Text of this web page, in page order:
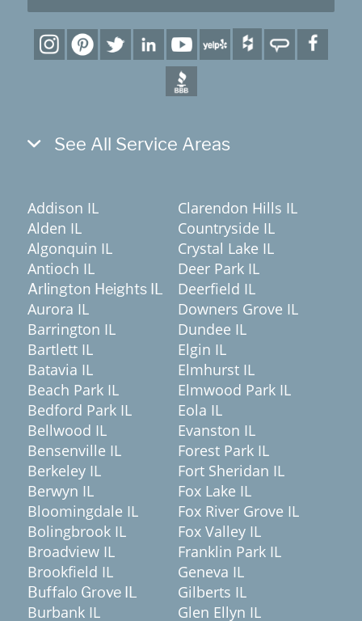
See All Service Areas
Addison IL
Alden IL
Algonquin IL
Antioch IL
Arlington Heights IL
Aurora IL
Barrington IL
Bartlett IL
Batavia IL
Beach Park IL
Bedford Park IL
Bellwood IL
Bensenville IL
Berkeley IL
Berwyn IL
Bloomingdale IL
Bolingbrook IL
Broadview IL
Brookfield IL
Buffalo Grove IL
Burbank IL
Clarendon Hills IL
Countryside IL
Crystal Lake IL
Deer Park IL
Deerfield IL
Downers Grove IL
Dundee IL
Elgin IL
Elmhurst IL
Elmwood Park IL
Eola IL
Evanston IL
Forest Park IL
Fort Sheridan IL
Fox Lake IL
Fox River Grove IL
Fox Valley IL
Franklin Park IL
Geneva IL
Gilberts IL
Glen Ellyn IL